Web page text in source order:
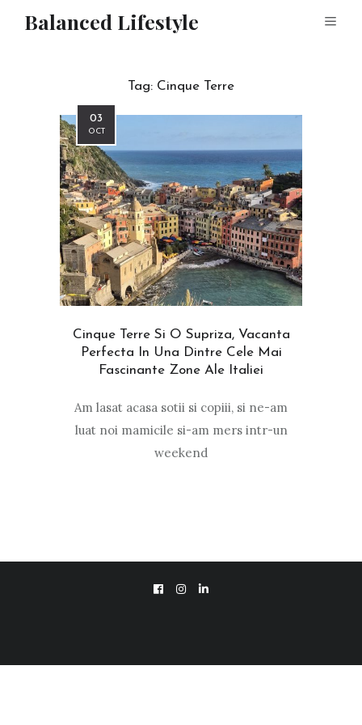
Balanced Lifestyle
Tag: Cinque Terre
03
OCT
Cinque Terre Si O Supriza, Vacanta
Perfecta In Una Dintre Cele Mai
Fascinante Zone Ale Italiei
Am lasat acasa sotii si copiii, si ne-am
luat noi mamicile si-am mers intr-un
weekend